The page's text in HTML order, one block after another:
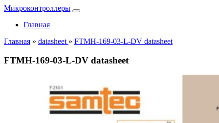
Микроконтроллеры
Главная
Главная » datasheet » FTMH-169-03-L-DV datasheet
FTMH-169-03-L-DV datasheet